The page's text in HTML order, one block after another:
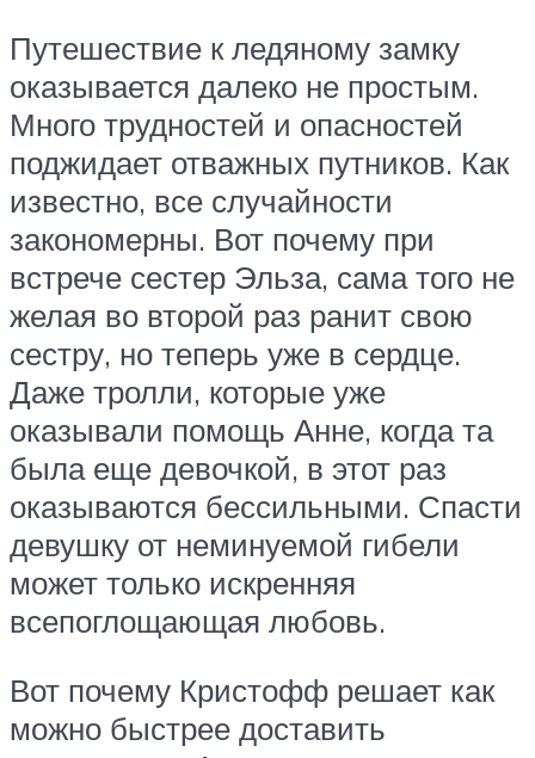
Путешествие к ледяному замку
оказывается далеко не простым.
Много трудностей и опасностей
поджидает отважных путников. Как
известно, все случайности
закономерны. Вот почему при
встрече сестер Эльза, сама того не
желая во второй раз ранит свою
сестру, но теперь уже в сердце.
Даже тролли, которые уже
оказывали помощь Анне, когда та
была еще девочкой, в этот раз
оказываются бессильными. Спасти
девушку от неминуемой гибели
может только искренняя
всепоглощающая любовь.
Вот почему Кристофф решает как
можно быстрее доставить